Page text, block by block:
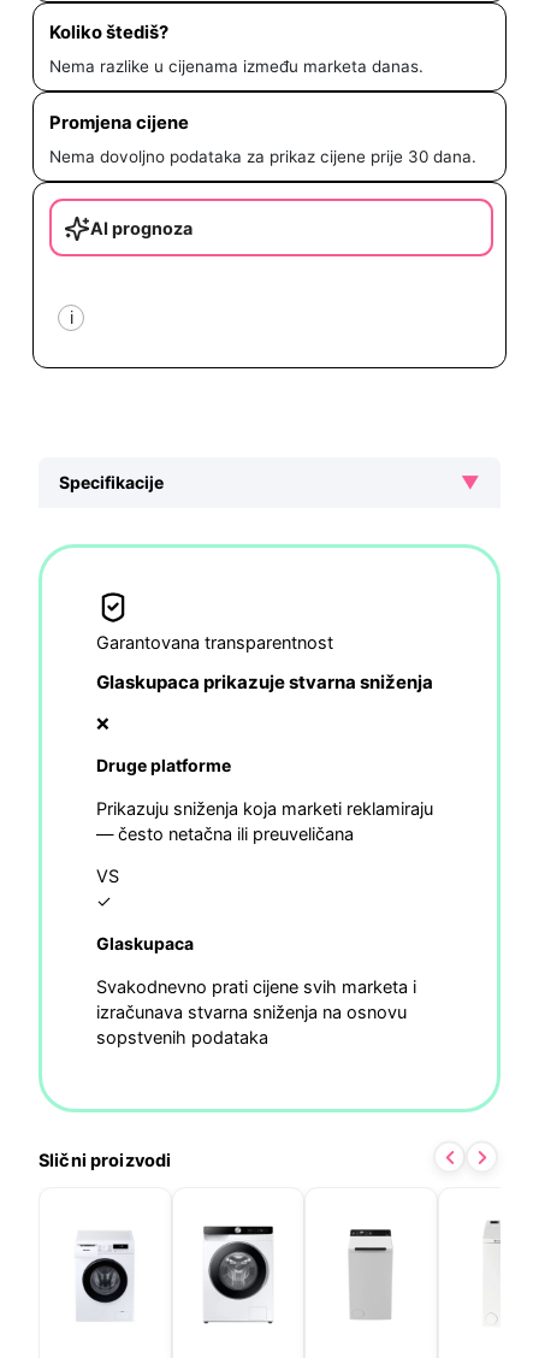
Koliko štediš?
Nema razlike u cijenama između marketa danas.
Promjena cijene
Nema dovoljno podataka za prikaz cijene prije 30 dana.
AI prognoza
i
Specifikacije ▼
Garantovana transparentnost
Glaskupaca prikazuje stvarna sniženja
❌
Druge platforme
Prikazuju sniženja koja marketi reklamiraju
— često netačna ili preuveličana
VS
✓
Glaskupaca
Svakodnevno prati cijene svih marketa i
izračunava stvarna sniženja na osnovu
sopstvenih podataka
Slični proizvodi